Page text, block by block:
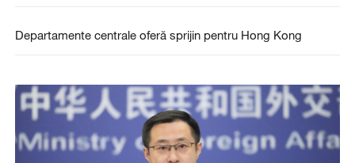
Departamente centrale oferă sprijin pentru Hong Kong